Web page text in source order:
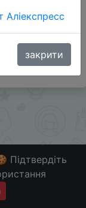
в телеграм
Підтвердіть
Аліекспресс
закрити